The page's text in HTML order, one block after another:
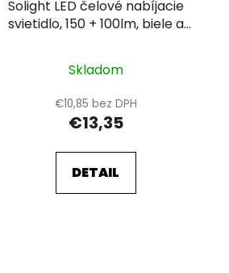
Solight LED čelové nabíjacie
svietidlo, 150 + 100lm, biele a
Skladom
€10,85 bez DPH
€13,35
DETAIL